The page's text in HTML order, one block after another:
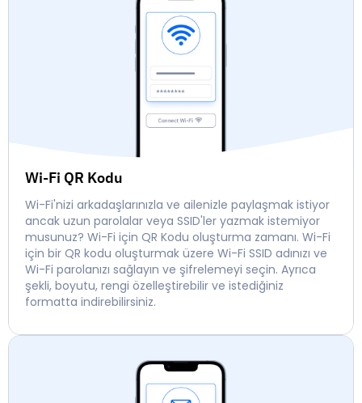
Wi-Fi QR Kodu
Wi-Fi'nizi arkadaşlarınızla ve ailenizle paylaşmak istiyor
ancak uzun parolalar veya SSID'ler yazmak istemiyor
musunuz? Wi-Fi için QR Kodu oluşturma zamanı. Wi-Fi
için bir QR kodu oluşturmak üzere Wi-Fi SSID adınızı ve
Wi-Fi parolanızı sağlayın ve şifrelemeyi seçin. Ayrıca
şekli, boyutu, rengi özelleştirebilir ve istediğiniz
formatta indirebilirsiniz.